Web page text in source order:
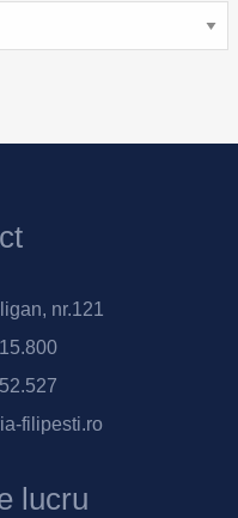
nr.121
filipesti.ro
lucru